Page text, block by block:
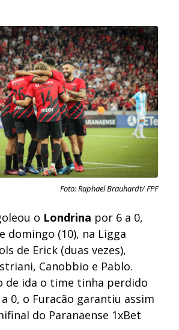
Foto: Raphael Brauhardt/ FPF
o Londrina por 6 a 0,
domingo (10), na Ligga
de Erick (duas vezes),
Canobbio e Pablo.
de ida o time tinha perdido
0, o Furacão garantiu assim
do Paranaense 1xBet